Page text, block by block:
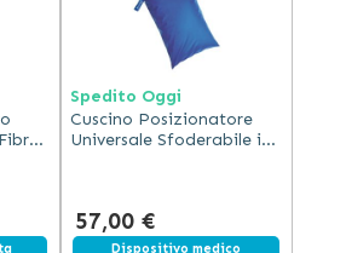
le esigenze quotidiane
isolano dal caldo e dal freddo
termica.
Spedito Oggi
Cuscino Posizionatore
Universale Sfoderabile in
57,00 €
Dispositivo medico